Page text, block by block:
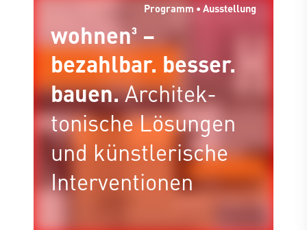
Programm • Ausstellung
wohnen³ –
bezahlbar. besser.
bauen.Architek­
tonische Lösungen
und künstlerische
Interventionen